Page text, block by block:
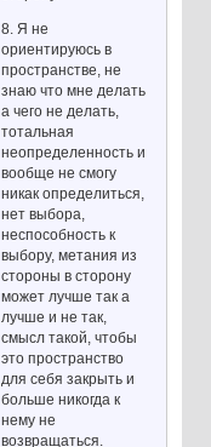
8. Я не
ориентируюсь в
пространстве, не
знаю что мне делать
а чего не делать,
тотальная
неопределенность и
вообще не смогу
никак определиться,
нет выбора,
неспособность к
выбору, метания из
стороны в сторону
может лучше так а
лучше и не так,
смысл такой, чтобы
это пространство
для себя закрыть и
больше никогда к
нему не
возвращаться.